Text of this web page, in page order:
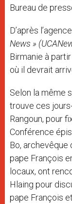
Bureau de
D’après
News »
Birmanie à
où il devrait
Selon la même
trouve ces
Rangoun, pour
Conférence
Bo, archevêque
pape François
locaux, ont
Hlaing pour
pape François